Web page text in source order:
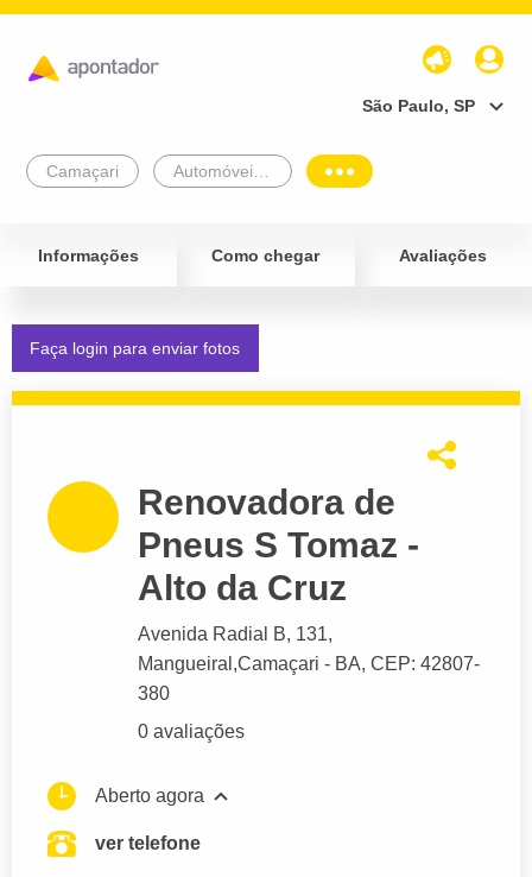
São Paulo, SP
Camaçari
Informações Como chegar Avaliações
Faça login para enviar fotos
Renovadora de
Pneus S Tomaz -
Alto da Cruz
Avenida Radial B, 131,
Mangueiral,Camaçari - BA, CEP: 42807-
380
0 avaliações
Aberto agora
ver telefone